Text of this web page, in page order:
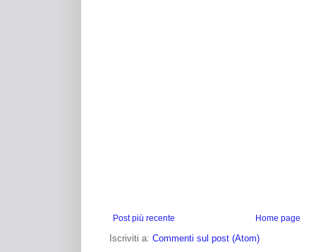
Post più recente Home page
Iscriviti a: Commenti sul post (Atom)